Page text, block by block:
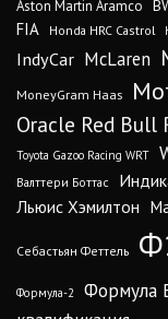
Aston Martin Aramco
FIA Honda HRC Castrol
IndyCar McLaren
MoneyGram Haas
Oracle Red Bull
Toyota Gazoo Racing WRT
Валттери Боттас
Льюис Хэмилтон
Себастьян Феттель
Формула-2 Формула